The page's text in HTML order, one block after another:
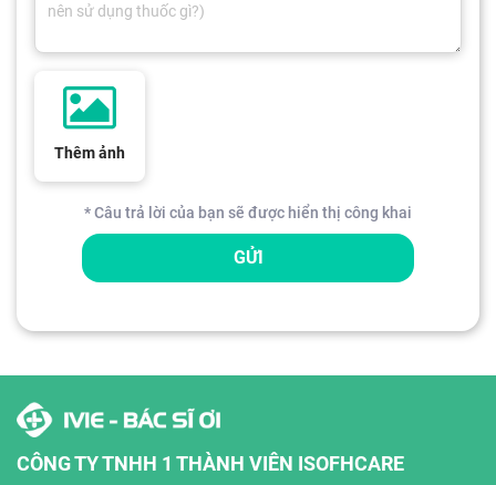
Thêm ảnh
* Câu trả lời của bạn sẽ được hiển thị công khai
GỬI
CÔNG TY TNHH 1 THÀNH VIÊN ISOFHCARE